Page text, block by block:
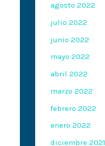
agosto 2022
julio 2022
junio 2022
mayo 2022
abril 2022
marzo 2022
febrero 2022
enero 2022
diciembre 2021